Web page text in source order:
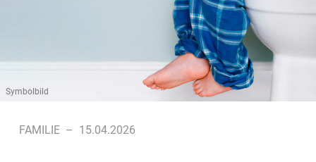
Symbolbild
FAMILIE – 15.04.2026